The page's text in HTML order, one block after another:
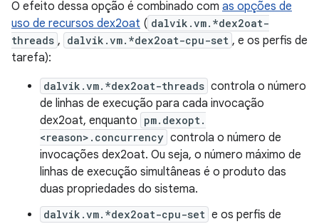
O efeito dessa opção é combinado com as opções de
uso de recursos dex2oat ( dalvik.vm.*dex2oat-
threads , dalvik.vm.*dex2oat-cpu-set , e os perfis de
tarefa):
dalvik.vm.*dex2oat-threads controla o número
de linhas de execução para cada invocação
dex2oat, enquanto pm.dexopt.
<reason>.concurrency controla o número de
invocações dex2oat. Ou seja, o número máximo de
linhas de execução simultâneas é o produto das
duas propriedades do sistema.
dalvik.vm.*dex2oat-cpu-set e os perfis de